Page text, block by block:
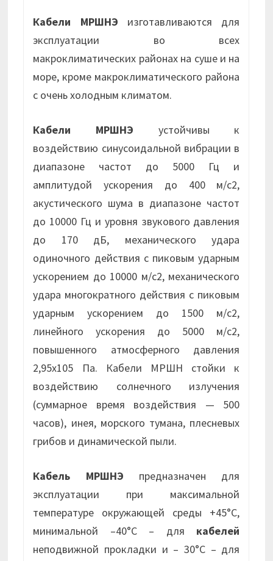
Кабели МРШНЭ изготавливаются для
эксплуатации во всех
макроклиматических районах на суше и на
море, кроме макроклиматического района
с очень холодным климатом.
Кабели МРШНЭ устойчивы к
воздействию синусоидальной вибрации в
диапазоне частот до 5000 Гц и
амплитудой ускорения до 400 м/с2,
акустического шума в диапазоне частот
до 10000 Гц и уровня звукового давления
до 170 дБ, механического удара
одиночного действия с пиковым ударным
ускорением до 10000 м/с2, механического
удара многократного действия с пиковым
ударным ускорением до 1500 м/с2,
линейного ускорения до 5000 м/с2,
повышенного атмосферного давления
2,95х105 Па. Кабели МРШН стойки к
воздействию солнечного излучения
(суммарное время воздействия — 500
часов), инея, морского тумана, плесневых
грибов и динамической пыли.
Кабель МРШНЭ предназначен для
эксплуатации при максимальной
температуре окружающей среды +45°С,
минимальной –40°С – для кабелей
неподвижной прокладки и – 30°С – для